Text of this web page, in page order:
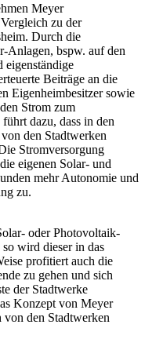
Meyer
zu der
Durch die
Anlagen, bspw. auf den
eigenständige
Beiträge an die
Eigenheimbesitzer sowie
Strom zum
dazu, dass in den
den Stadtwerken
Stromversorgung
eigenen Solar- und
mehr Autonomie und
zu.
oder Photovoltaik-
wird dieser in das
profitiert auch die
zu gehen und sich
der Stadtwerke
Konzept von Meyer
von den Stadtwerken